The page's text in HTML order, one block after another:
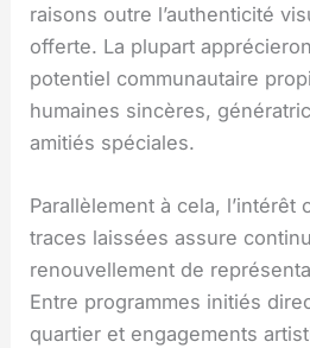
raisons outre l’authenticité
offerte. La plupart
potentiel communautaire
humaines sincères,
amitiés spéciales.
Parallèlement à cela, l’intérêt
traces laissées assure
renouvellement de
Entre programmes initiés
quartier et engagements